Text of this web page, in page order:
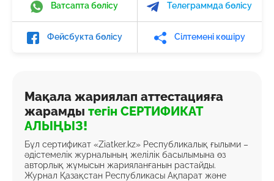
Ватсапта бөлісу Телеграммда бөлісу
Фейсбукта бөлісу Сілтемені көшіру
Мақала жариялап аттестацияға
жарамды тегін СЕРТИФИКАТ
АЛЫҢЫЗ!
Бұл сертификат «Ziatker.kz» Республикалық ғылыми –
әдістемелік журналының желілік басылымына өз
авторлық жұмысын жарияланғанын растайды.
Журнал Қазақстан Республикасы Ақпарат және